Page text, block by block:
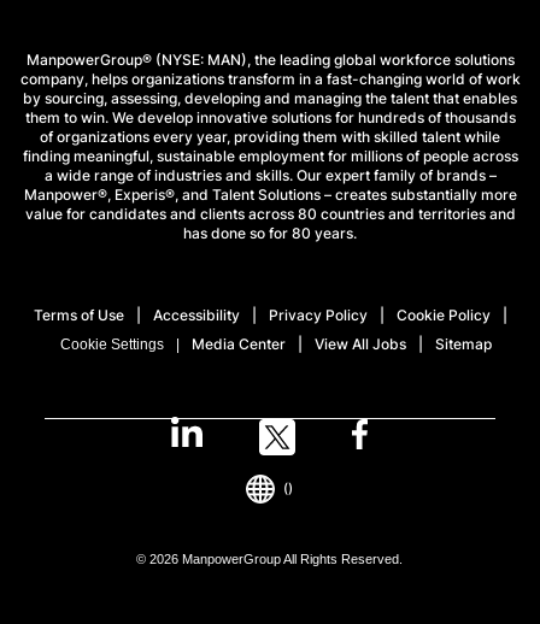
ManpowerGroup® (NYSE: MAN), the leading global workforce solutions
company, helps organizations transform in a fast-changing world of work
by sourcing, assessing, developing and managing the talent that enables
them to win. We develop innovative solutions for hundreds of thousands
of organizations every year, providing them with skilled talent while
finding meaningful, sustainable employment for millions of people across
a wide range of industries and skills. Our expert family of brands –
Manpower®, Experis®, and Talent Solutions – creates substantially more
value for candidates and clients across 80 countries and territories and
has done so for 80 years.
Terms of Use Accessibility Privacy Policy Cookie Policy
Cookie Settings Media Center View All Jobs Sitemap
© 2026 ManpowerGroup All Rights Reserved.
()